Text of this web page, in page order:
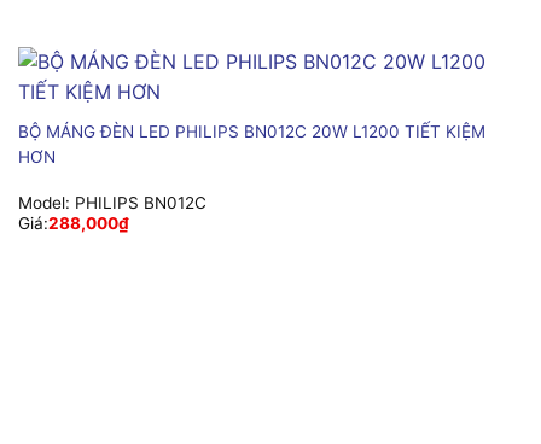
BỘ MÁNG ĐÈN LED PHILIPS BN012C 20W L1200 TIẾT KIỆM
HƠN
Model: PHILIPS BN012C
Giá:288,000₫